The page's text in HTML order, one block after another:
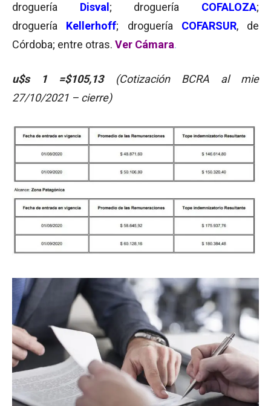
droguería Disval ; droguería COFALOZA;
droguería
Kellerhoff; droguería COFARSUR, de
Córdoba; entre otras. Ver Cámara.
u$s 1 =$105,13(Cotización BCRA al mie
27/10/2021 – cierre)